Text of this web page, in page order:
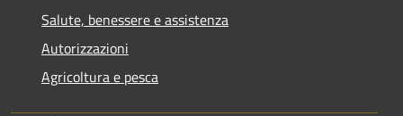
Salute, benessere e assistenza
Autorizzazioni
Agricoltura e pesca